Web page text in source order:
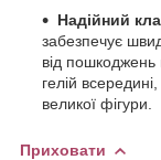
Надійний
забезпечує
від пошкоджень
гелій
великої фігури.
Приховати